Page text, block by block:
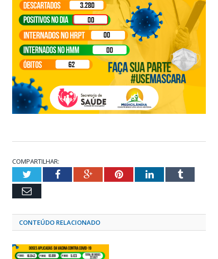
COMPARTILHAR:
TwitterFacebookGoogle+PinterestLinkedInTumblr
Email
CONTEÚDO RELACIONADO